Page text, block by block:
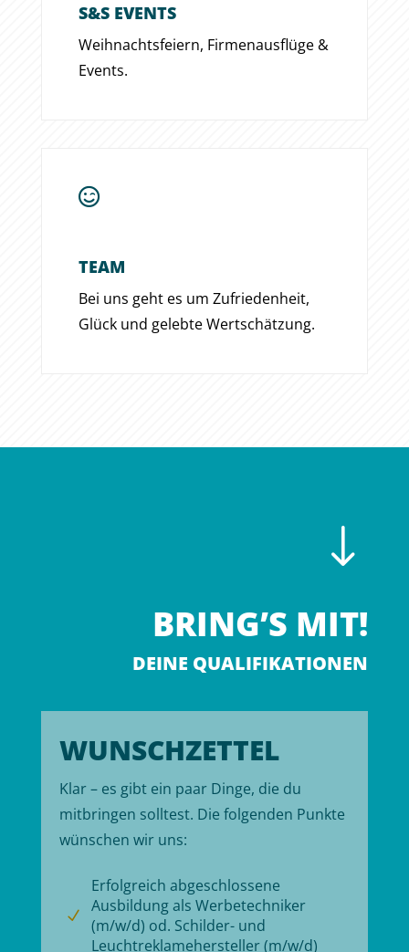
S&S EVENTS
Weihnachtsfeiern, Firmenausflüge &
Events.

TEAM
Bei uns geht es um Zu­frieden­heit,
Glück und gelebte Wert­schätzung.
"
BRING’S MIT!
DEINE QUALIFIKATIONEN
WUNSCHZETTEL
Klar – es gibt ein paar Dinge, die du
mitbringen solltest. Die folgenden Punkte
wünschen wir uns:
N
Erfolgreich abgeschlossene
Ausbildung als Werbetechniker
(m/w/d) od. Schilder- und
Leuchtreklamehersteller (m/w/d)